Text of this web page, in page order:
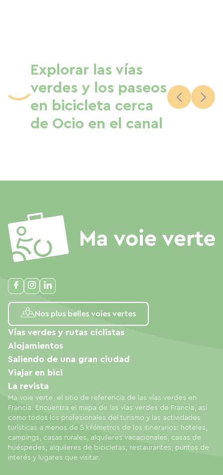
Explorar las vías
verdes y los paseos
en bicicleta cerca
de Ocio en el canal
Nos plus belles voies vertes
Ma voie verte, el sitio de referencia de las vías verdes en
Francia. Encuentra el mapa de las vías verdes de Francia, así
como todos los profesionales del turismo y las actividades
turísticas a menos de 5 kilómetros de los itinerarios: hoteles,
campings, casas rurales, alquileres vacacionales, casas de
huéspedes, alquileres de bicicletas, restaurantes, puntos de
interés y lugares que visitar.
Vías verdes y rutas ciclistas
Alojamientos
Saliendo de una gran ciudad
Viajar en bici
La revista